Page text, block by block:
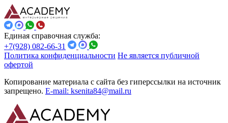
Единая справочная служба:
+7(928) 082-66-31
Политика конфиденциальности Не является публичной
офертой
Копирование материала с сайта без гиперссылки на источник
запрещено. E-mail: ksenita84@mail.ru